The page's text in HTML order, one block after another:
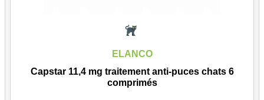
ELANCO
Capstar 11,4 mg traitement anti-puces chats 6
comprimés